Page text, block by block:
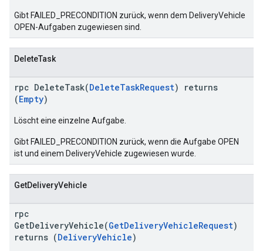
Gibt FAILED_PRECONDITION zurück, wenn dem DeliveryVehicle
OPEN-Aufgaben zugewiesen sind.
DeleteTask
rpc DeleteTask(DeleteTaskRequest) returns
(Empty)
Löscht eine einzelne Aufgabe.
Gibt FAILED_PRECONDITION zurück, wenn die Aufgabe OPEN
ist und einem DeliveryVehicle zugewiesen wurde.
GetDeliveryVehicle
rpc
GetDeliveryVehicle(GetDeliveryVehicleRequest)
returns (DeliveryVehicle)